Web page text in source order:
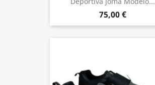
75,00 €